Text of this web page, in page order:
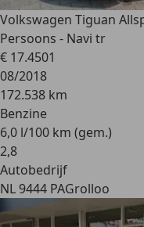
Volkswagen Tiguan
Persoons - Navi tr
€ 17.4501
08/2018
172.538 km
Benzine
6,0 l/100 km (gem.)
2,8
Autobedrijf
NL 9444 PAGrolloo